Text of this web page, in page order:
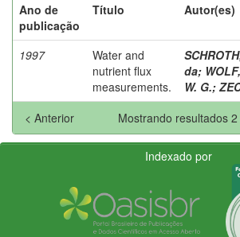
Ano de
publicação
Título Autor(es)
1997
Water and
nutrient flux
measurements.
da;
W. G.;
Mostrando resultados
< Anterior
Indexado por